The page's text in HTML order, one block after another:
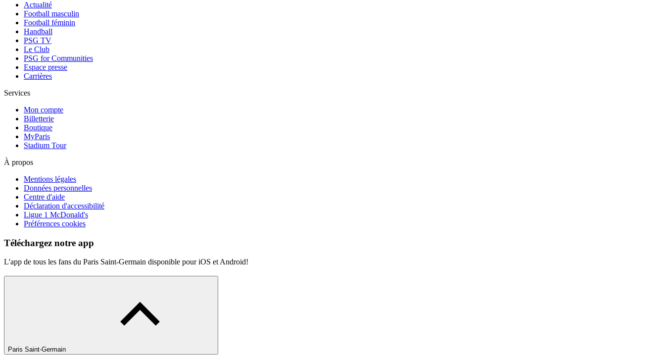
Actualité
Football masculin
Football féminin
Handball
PSG TV
Le Club
PSG for Communities
Espace presse
Carrières
Services
Mon compte
Billetterie
Boutique
MyParis
Stadium Tour
À propos
Mentions légales
Données personnelles
Centre d'aide
Déclaration d'accessibilité
Ligue 1 McDonald's
Préférences cookies
Téléchargez notre app
L'app de tous les fans du Paris Saint-Germain disponible pour iOS et Android!
Paris Saint-Germain